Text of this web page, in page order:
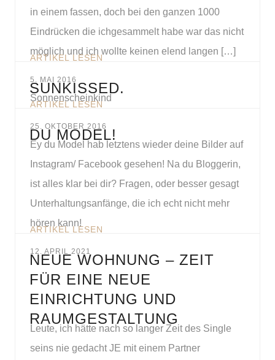
in einem fassen, doch bei den ganzen 1000
Eindrücken die ichgesammelt habe war das nicht
möglich und ich wollte keinen elend langen […]
ARTIKEL LESEN
5. MAI 2016
SUNKISSED.
Sonnenscheinkind
ARTIKEL LESEN
25. OKTOBER 2016
DU MODEL!
Ey du Model hab letztens wieder deine Bilder auf
Instagram/ Facebook gesehen! Na du Bloggerin,
ist alles klar bei dir? Fragen, oder besser gesagt
Unterhaltungsanfänge, die ich echt nicht mehr
hören kann!
ARTIKEL LESEN
12. APRIL 2021
NEUE WOHNUNG – ZEIT
FÜR EINE NEUE
EINRICHTUNG UND
RAUMGESTALTUNG
Leute, ich hätte nach so langer Zeit des Single
seins nie gedacht JE mit einem Partner